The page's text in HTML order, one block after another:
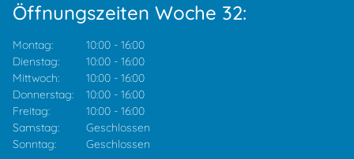
Öffnungszeiten Woche 32:
Montag: 10:00 - 16:00
Dienstag:
10:00 - 16:00
Mittwoch:
10:00 - 16:00
Donnerstag:
10:00 - 16:00
Freitag:
10:00 - 16:00
Samstag:
Geschlossen
Sonntag:
Geschlossen